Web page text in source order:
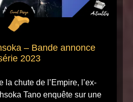
– Bande annonce
2023
la chute de l’Empire, l’ex-
Tano enquête sur une